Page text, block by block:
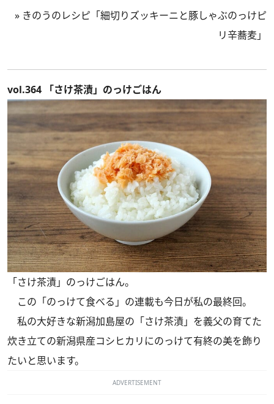
» きのうのレシピ「細切りズッキーニと豚しゃぶのっけピ
リ辛蕎麦」
vol.364 「さけ茶漬」のっけごはん
「さけ茶漬」のっけごはん。
この「のっけて食べる」の連載も今日が私の最終回。
私の大好きな新潟加島屋の「さけ茶漬」を義父の育てた
炊き立ての新潟県産コシヒカリにのっけて有終の美を飾り
たいと思います。
ADVERTISEMENT